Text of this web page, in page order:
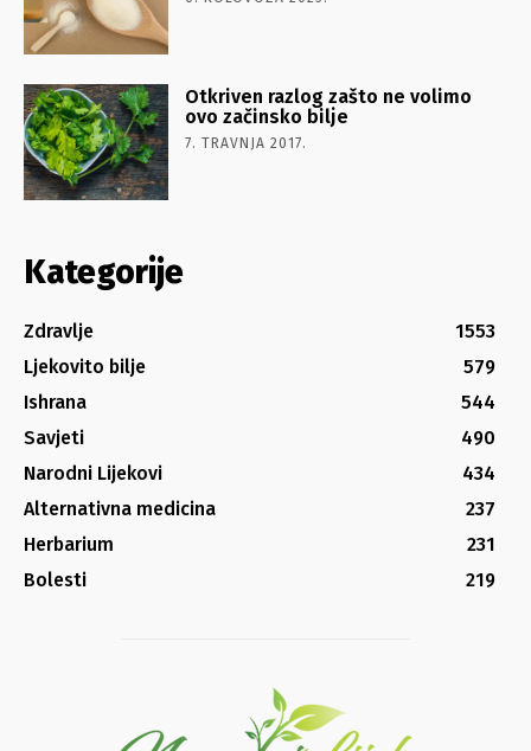
Otkriven razlog zašto ne volimo
ovo začinsko bilje
7. TRAVNJA 2017.
Kategorije
Zdravlje
1553
Ljekovito bilje
579
Ishrana
544
Savjeti
490
Narodni Lijekovi
434
Alternativna medicina
237
Herbarium
231
Bolesti
219